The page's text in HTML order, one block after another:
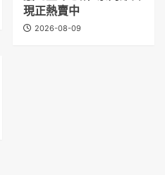
現正熱賣中
2026-08-09